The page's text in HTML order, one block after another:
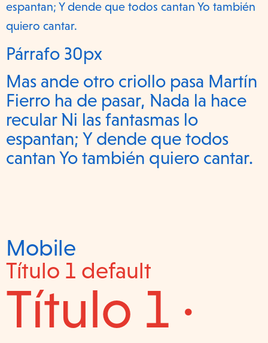
espantan; Y dende que todos cantan Yo también
quiero cantar.
Párrafo 30px
Mas ande otro criollo pasa Martín
Fierro ha de pasar, Nada la hace
recular Ni las fantasmas lo
espantan; Y dende que todos
cantan Yo también quiero cantar.
Mobile
Título 1 default
Título 1 ·